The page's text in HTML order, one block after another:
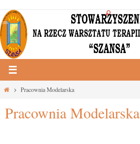
Przejdź
do
treści
StronaPracownia Modelarska
Pracownia Modelarska